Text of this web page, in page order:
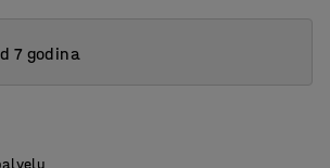
7 godina